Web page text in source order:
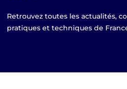
Retrouvez toutes les actualités,
pratiques et techniques de